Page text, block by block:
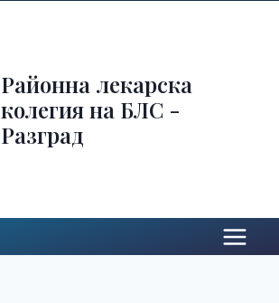
Районна лекарска
колегия на БЛС -
Разград